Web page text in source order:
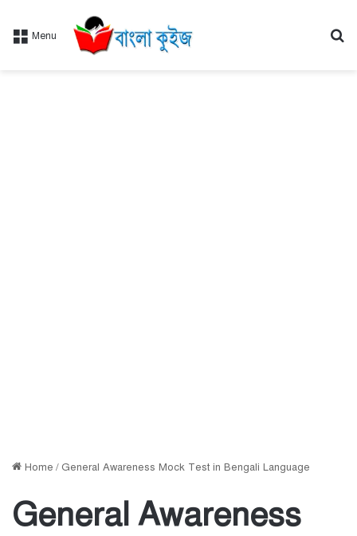
Menu
Home / General Awareness Mock Test in Bengali Language
General Awareness